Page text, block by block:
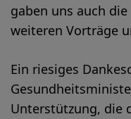
gaben uns auch
weiteren Vorträge
Ein riesiges
Unterstützung, die